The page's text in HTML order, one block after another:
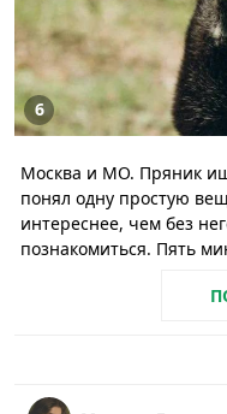
6
Москва и МО. Пряник
понял одну простую
интереснее, чем без
познакомиться. Пять